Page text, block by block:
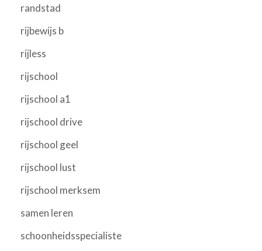
randstad
rijbewijs b
rijless
rijschool
rijschool a1
rijschool drive
rijschool geel
rijschool lust
rijschool merksem
samen leren
schoonheidsspecialiste